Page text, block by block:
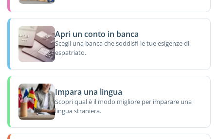
Apri un conto in banca
Scegli una banca che soddisfi le tue esigenze di
espatriato.
Impara una lingua
Scopri qual è il modo migliore per imparare una
lingua straniera.